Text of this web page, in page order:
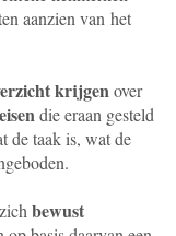
aanzien van het
krijgenover
die eraan gesteld
de taak is, wat de
bewust